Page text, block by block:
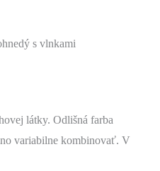
s vlnkami
látky. Odlišná farba
variabilne kombinovať. V